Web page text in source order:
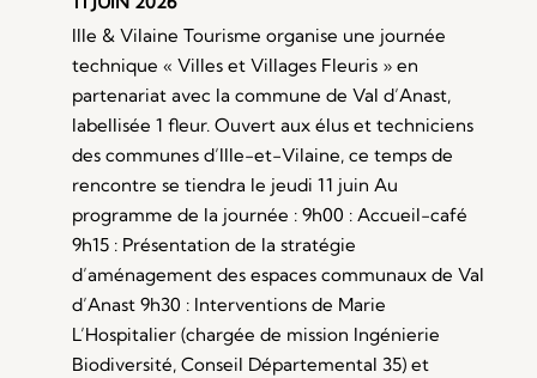
Ille & Vilaine Tourisme organise une journée
technique « Villes et Villages Fleuris » en
partenariat avec la commune de Val d’Anast,
labellisée 1 fleur. Ouvert aux élus et techniciens
des communes d’Ille-et-Vilaine, ce temps de
rencontre se tiendra le jeudi 11 juin Au
programme de la journée : 9h00 : Accueil-café
9h15 : Présentation de la stratégie
d’aménagement des espaces communaux de Val
d’Anast 9h30 : Interventions de Marie
L’Hospitalier (chargée de mission Ingénierie
Biodiversité, Conseil Départemental 35) et